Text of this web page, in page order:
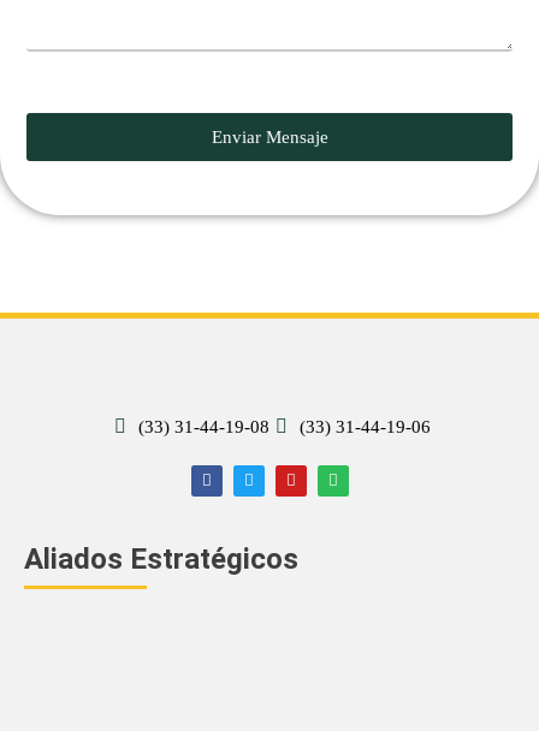
Enviar Mensaje
(33) 31-44-19-08 (33) 31-44-19-06
Aliados Estratégicos